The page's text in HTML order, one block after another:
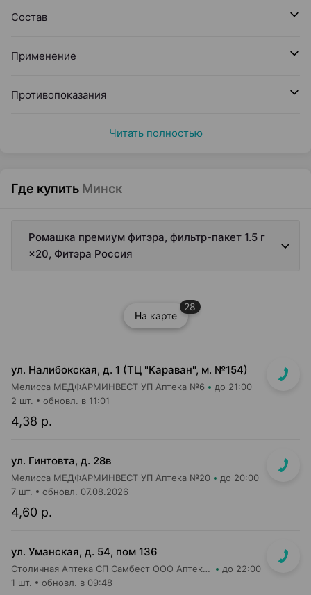
Состав
Применение
Противопоказания
Читать полностью
Где купить Минск
Ромашка премиум фитэра, фильтр-пакет 1.5 г
×20, Фитэра Россия
На карте
28
ул. Налибокская, д. 1 (ТЦ "Караван", м. №154)
Мелисса МЕДФАРМИНВЕСТ УП Аптека №6 до 21:00
4,38 р.
2 шт. обновл. в 11:01
ул. Гинтовта, д. 28в
Мелисса МЕДФАРМИНВЕСТ УП Аптека №20 до 20:00
4,60 р.
7 шт. обновл. 07.08.2026
ул. Уманская, д. 54, пом 136
Столичная Аптека СП Самбест ООО Аптека №20 до 22:00
1 шт. обновл. в 09:48